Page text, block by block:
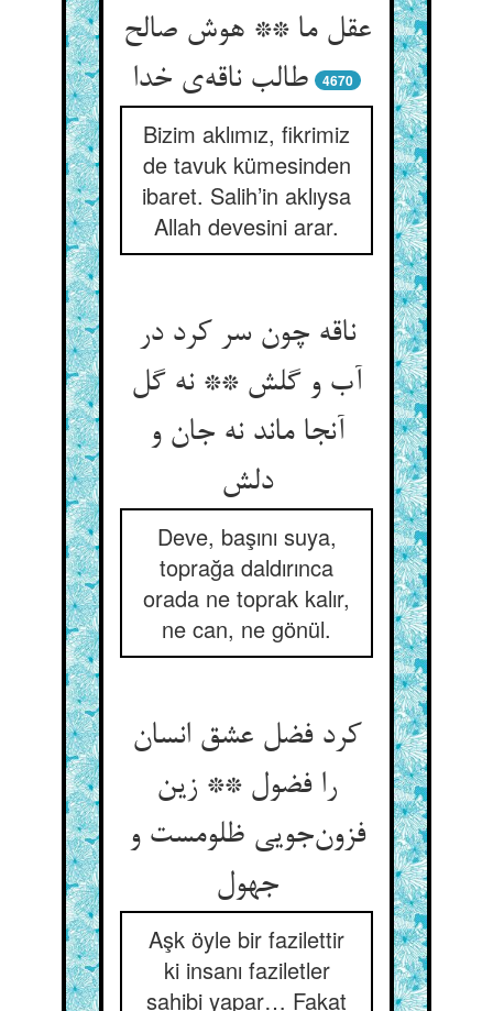
عقل ما ** هوش صالح
طالب ناقه‌ی خدا
4670
Bizim aklımız, fikrimiz
de tavuk kümesinden
ibaret. Salih’in aklıysa
Allah devesini arar.
ناقه چون سر کرد در
آب و گلش ** نه گل
آنجا ماند نه جان و
دلش
Deve, başını suya,
toprağa daldırınca
orada ne toprak kalır,
ne can, ne gönül.
کرد فضل عشق انسان
را فضول ** زین
فزون‌جویی ظلومست و
جهول
Aşk öyle bir fazilettir
ki insanı faziletler
sahibi yapar… Fakat